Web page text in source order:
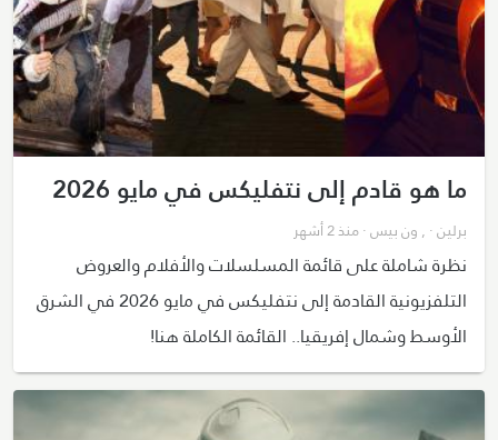
ما هو قادم إلى نتفليكس في مايو 2026
برلين· , ون بيس· منذ 2 أشهر
نظرة شاملة على قائمة المسلسلات والأفلام والعروض
التلفزيونية القادمة إلى نتفليكس في مايو 2026 في الشرق
الأوسط وشمال إفريقيا.. القائمة الكاملة هنا!